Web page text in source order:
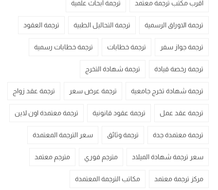
اقرب مكتب ترجمة معتمد ترجمة أبحاث علمية
ترجمة الاوراق الرسمية ترجمة التحاليل الطبية ترجمة العقود
ترجمة جواز سفر ترجمة خطابات ترجمة خطابات رسمية
ترجمة رخصة قيادة ترجمة شهادة التخرج
ترجمة شهادة تخرج جامعية ترجمة عرض سعر ترجمة عقد زواج
ترجمة عقد عمل ترجمة عقود قانونية ترجمة معتمدة اون لاين
ترجمة معتمدة جدة ترجمة وثائق سعر الترجمة المعتمدة
سعر ترجمة شهادة الميلاد مترجم فوري مترجم معتمد
مركز ترجمة معتمد مكاتب الترجمة المعتمدة